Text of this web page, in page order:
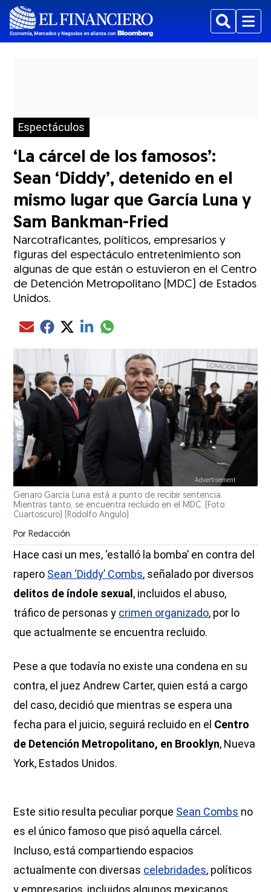
BuscarMenu
Espectáculos
‘La cárcel de los famosos’:
Sean ‘Diddy’, detenido en el
mismo lugar que García Luna y
Sam Bankman-Fried
Narcotraficantes, políticos, empresarios y
figuras del espectáculo entretenimiento son
algunas de que están o estuvieron en el Centro
de Detención Metropolitano (MDC) de Estados
Unidos.
Compartir el artículo actual mediante Email
Compartir el artículo actual mediante Facebook
Compartir el artículo actual mediante Twitter
Compartir el artículo actual mediante LinkedIn
Compartir el artículo actual mediante
Genaro García Luna está a punto de recibir sentencia.
Mientras tanto, se encuentra recluido en el MDC. (Foto:
Cuartoscuro)
(Rodolfo Angulo)
Por Redacción
Hace casi un mes, ‘estalló la bomba’ en contra del
rapero Sean ‘Diddy’ Combs, señalado por diversos
delitos de índole sexual, incluidos el abuso,
tráfico de personas y crimen organizado, por lo
que actualmente se encuentra recluido.
Pese a que todavía no existe una condena en su
contra, el juez Andrew Carter, quien está a cargo
del caso, decidió que mientras se espera una
fecha para el juicio, seguirá recluido en el Centro
de Detención Metropolitano, en Brooklyn, Nueva
York, Estados Unidos.
Este sitio resulta peculiar porque Sean Combs no
es el único famoso que pisó aquella cárcel.
Incluso, está compartiendo espacios
actualmente con diversas celebridades, políticos
y empresarios, incluidos algunos mexicanos.